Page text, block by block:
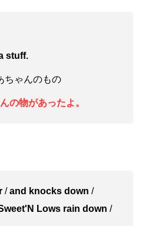
stuff.
ちゃんのもの
の物があったよ。
/and knocks down /
Lows rain down /